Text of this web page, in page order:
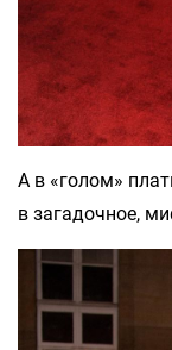
А в «голом»
в загадочное,